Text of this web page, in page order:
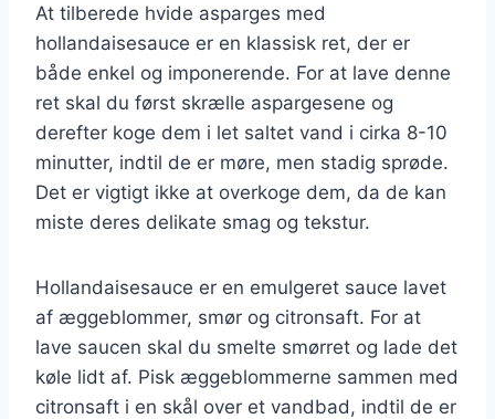
At tilberede hvide asparges med
hollandaisesauce er en klassisk ret, der er
både enkel og imponerende. For at lave denne
ret skal du først skrælle aspargesene og
derefter koge dem i let saltet vand i cirka 8-10
minutter, indtil de er møre, men stadig sprøde.
Det er vigtigt ikke at overkoge dem, da de kan
miste deres delikate smag og tekstur.
Hollandaisesauce er en emulgeret sauce lavet
af æggeblommer, smør og citronsaft. For at
lave saucen skal du smelte smørret og lade det
køle lidt af. Pisk æggeblommerne sammen med
citronsaft i en skål over et vandbad, indtil de er